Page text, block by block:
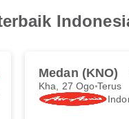
Medan (KNO)
Kha, 27 Ogo Terus